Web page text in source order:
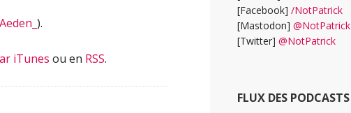
).
iTunes ou en RSS.
[Facebook] /NotPatrick
[Mastodon] @NotPatrick
[Twitter] @NotPatrick
FLUX DES PODCASTS